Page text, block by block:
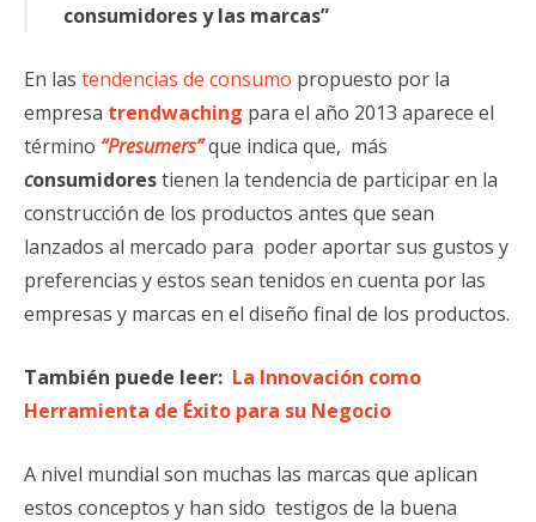
consumidores y las marcas”
En las tendencias de consumo propuesto por la
empresa trendwaching para el año 2013 aparece el
término “Presumers”que indica que, más
consumidorestienen la tendencia de participar en la
construcción de los productos antes que sean
lanzados al mercado para poder aportar sus gustos y
preferencias y estos sean tenidos en cuenta por las
empresas y marcas en el diseño final de los productos.
También puede leer: La Innovación como
Herramienta de Éxito para su Negocio
A nivel mundial son muchas las marcas que aplican
estos conceptos y han sido testigos de la buena